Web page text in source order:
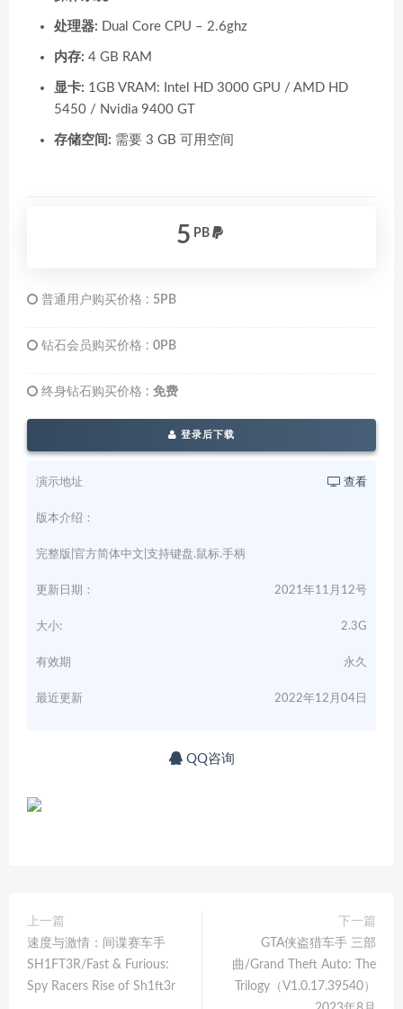
处理器: Dual Core CPU – 2.6ghz
内存: 4 GB RAM
显卡: 1GB VRAM: Intel HD 3000 GPU / AMD HD
5450 / Nvidia 9400 GT
存储空间: 需要 3 GB 可用空间
5 PB
普通用户购买价格 : 5PB
钻石会员购买价格 : 0PB
终身钻石购买价格 : 免费
登录后下载
演示地址 查看
版本介绍：
完整版|官方简体中文|支持键盘.鼠标.手柄
更新日期： 2021年11月12号
大小: 2.3G
有效期 永久
最近更新 2022年12月04日
QQ咨询
上一篇
速度与激情：间谍赛车手
SH1FT3R/Fast & Furious:
Spy Racers Rise of Sh1ft3r
下一篇
GTA侠盗猎车手 三部
曲/Grand Theft Auto: The
Trilogy（V1.0.17.39540）